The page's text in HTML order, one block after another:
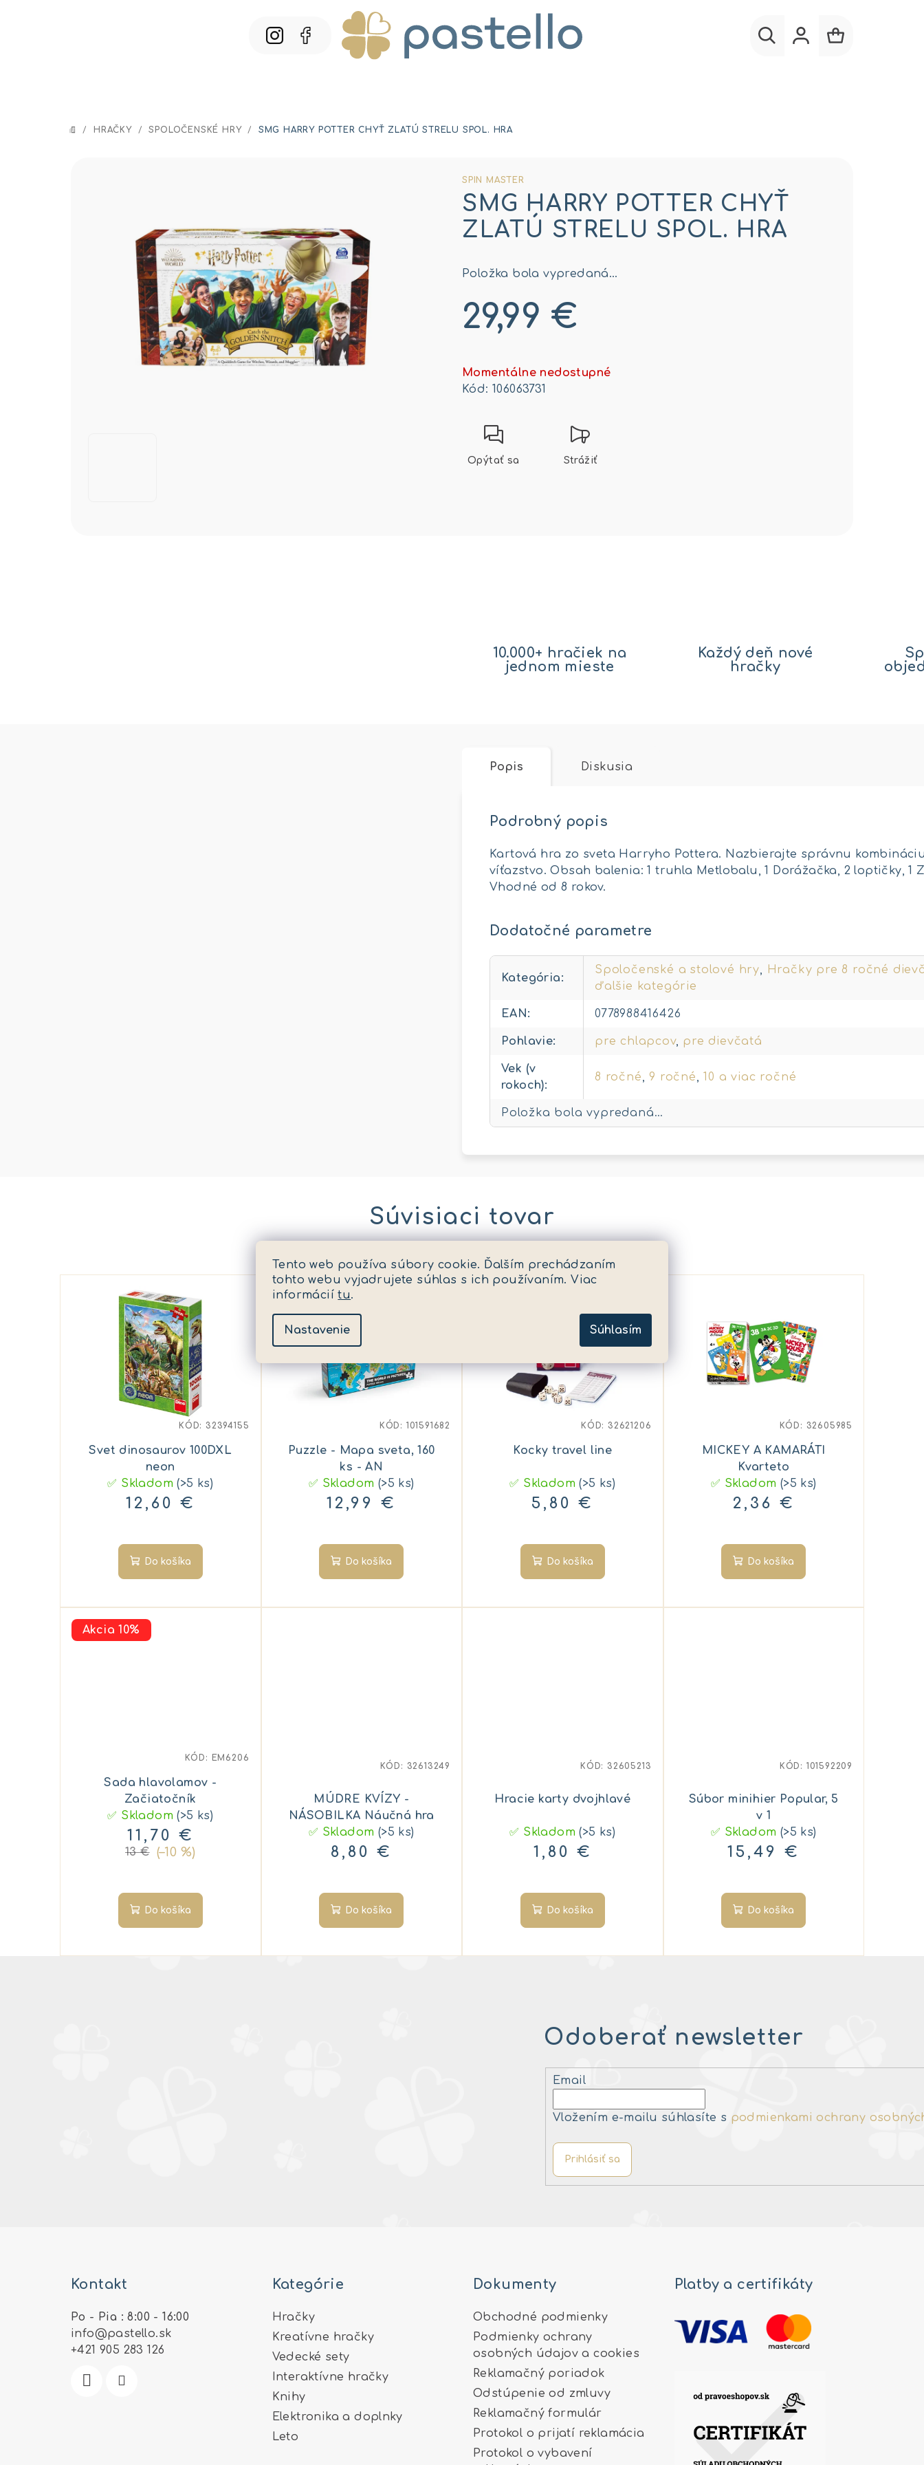
Tento web používa súbory cookie. Ďalším prechádzaním
tohto webu vyjadrujete súhlas s ich používaním. Viac
informáciítu.
Nastavenie Súhlasím
DOMOV
/ HRAČKY / SPOLOČENSKÉ HRY / SMG HARRY POTTER CHYŤ ZLATÚ STRELU SPOL. HRA
SPIN MASTER
SMG HARRY POTTER CHYŤ
ZLATÚ STRELU SPOL. HRA
Položka bola vypredaná…
29,99 €
cena:
Momentálne nedostupné
Kód: 106063731
Opýtať sa Strážiť
10.000+ hračiek na
jednom mieste
Každý deň nové
hračky
Popis Diskusia
Podrobný popis
Kartová hra zo sveta Harryho Pottera. Nazbierajte správnu
víťazstvo. Obsah balenia: 1 truhla Metlobalu, 1 Dorážačka, 2 loptičky, 1
Vhodné od 8 rokov.
Dodatočné parametre
Kategória:
Spoločenské a stolové hry,
Hračky pre 8 ročné
ďalšie kategórie
EAN: 0778988416426
Pohlavie: pre chlapcov, pre dievčatá
Vek (v
rokoch):
8 ročné, 9 ročné, 10 a viac ročné
Položka bola vypredaná…
Súvisiaci tovar
Svet dinosaurov 100DXL
neon
✅ Skladom(>5 ks)
12,60 €
Do košíka
KÓD: 32394155
Puzzle - Mapa sveta, 160
ks - AN
✅ Skladom (>5 ks)
12,99 €
Do košíka
KÓD: 101591682
Kocky travel line
✅ Skladom(>5 ks)
5,80 €
Do košíka
KÓD: 32621206
MICKEY A KAMARÁTI
Kvarteto
✅ Skladom (>5 ks)
2,36 €
Do košíka
KÓD: 32605985
Akcia 10%
Sada hlavolamov -
Začiatočník
✅ Skladom(>5 ks)
11,70 €
13 € (–10 %)
Do košíka
KÓD: EM6206
MÚDRE KVÍZY -
NÁSOBILKA Náučná hra
✅ Skladom (>5 ks)
8,80 €
Do košíka
KÓD: 32613249
Hracie karty dvojhlavé
✅ Skladom(>5 ks)
1,80 €
Do košíka
KÓD: 32605213
Súbor minihier Popular, 5
v 1
✅ Skladom (>5 ks)
15,49 €
Do košíka
KÓD: 101592209
Odoberať newsletter
Email
Vložením e-mailu súhlasíte s podmienkami ochrany
Prihlásiť sa
Kontakt
Po - Pia : 8:00 - 16:00
info@pastello.sk
+421 905 283 126
Kategórie
Hračky
Kreatívne hračky
Vedecké sety
Interaktívne hračky
Knihy
Elektronika a doplnky
Leto
Dokumenty
Obchodné podmienky
Podmienky ochrany
osobných údajov a cookies
Reklamačný poriadok
Odstúpenie od zmluvy
Reklamačný formulár
Protokol o prijatí reklamácia
Protokol o vybavení
Platby a certifikáty